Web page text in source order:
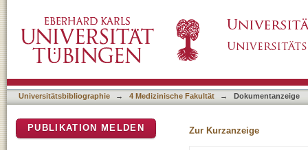
analyses
Universitätsbibliographie → 4 Medizinische Fakultät → Dokumentanzeige
Zur Kurzanzeige
PUBLIKATION MELDEN